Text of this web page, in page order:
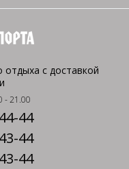
отдыха с доставкой
- 21.00
44
44
44